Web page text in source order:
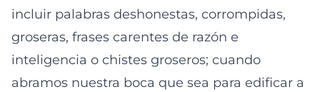
incluir palabras deshonestas, corrompidas,
groseras, frases carentes de razón e
inteligencia o chistes groseros; cuando
abramos nuestra boca que sea para edificar a